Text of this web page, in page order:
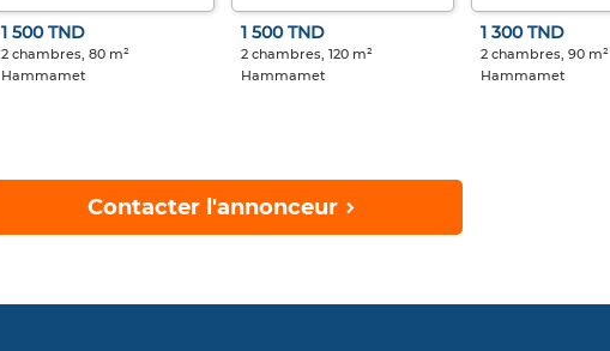
1 500 TND
2 chambres, 80 m²
Hammamet
1 500 TND
2 chambres, 120 m²
Hammamet
1 300 TND
2 chambres, 90 m²
Hammamet
Contacter l'annonceur